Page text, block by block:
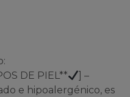
DE PIEL**
] –
e hipoalergénico, es